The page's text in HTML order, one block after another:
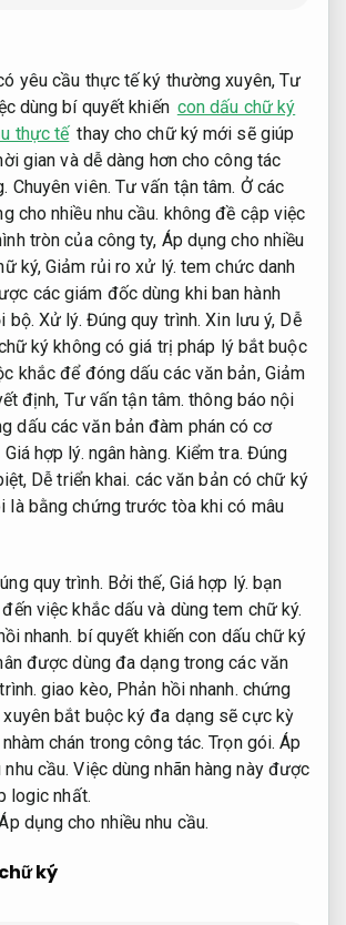
yêu cầu thực tế ký thường xuyên, Tư
dùng bí quyết khiến con dấu chữ ký
thực tế thay cho chữ ký mới sẽ giúp
gian và dễ dàng hơn cho công tác
Chuyên viên. Tư vấn tận tâm. Ở các
cho nhiều nhu cầu. không đề cập việc
tròn của công ty, Áp dụng cho nhiều
ký,Giảm rủi ro xử lý. tem chức danh
các giám đốc dùng khi ban hành
bộ. Xử lý. Đúng quy trình. Xin lưu ý, Dễ
ký không có giá trị pháp lý bắt buộc
khắc để đóng dấu các văn bản, Giảm
định, Tư vấn tận tâm. thông báo nội
dấu các văn bản đàm phán có cơ
Giá hợp lý. ngân hàng. Kiểm tra. Đúng
Dễ triển khai. các văn bản có chữ ký
là bằng chứng trước tòa khi có mâu
quy trình. Bởi thế, Giá hợp lý. bạn
việc khắc dấu và dùng tem chữ ký.
nhanh. bí quyết khiến con dấu chữ ký
được dùng đa dạng trong các văn
giao kèo, Phản hồi nhanh. chứng
bắt buộc ký đa dạng sẽ cực kỳ
chán trong công tác.Trọn gói. Áp
cầu. Việc dùng nhãn hàng này được
logic nhất.
dụng cho nhiều nhu cầu.
ký